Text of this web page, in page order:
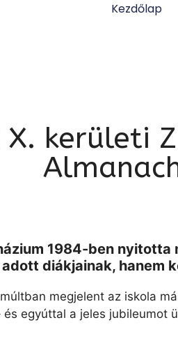
Kezdőlap
kerületi
1984-ben
diákjainak, hanem
megjelent az iskola
egyúttal a jeles jubileumot